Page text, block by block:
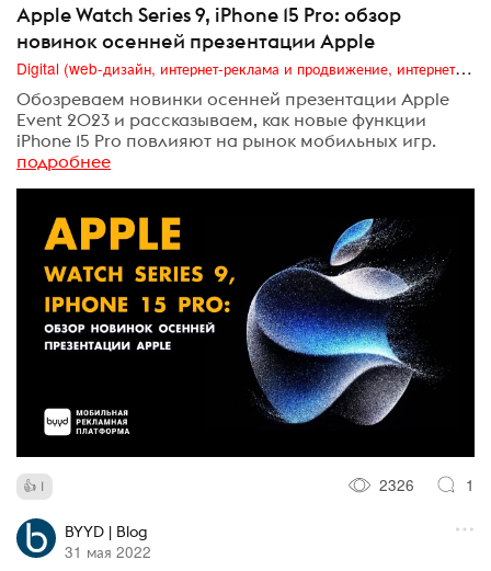
Apple Watch Series 9, iPhone 15 Pro: обзор
новинок осенней презентации Apple
Digital (web-дизайн, интернет-реклама и продвижение, интернет-сообщества и блоги, интернет-коммуникации, мобильный маркетинг, реклама на цифровых экранах)
Обозреваем новинки осенней презентации Apple
Event 2023 и рассказываем, как новые функции
iPhone 15 Pro повлияют на рынок мобильных игр.
подробнее
1 2326 1
BYYD | Blog
31 мая 2022